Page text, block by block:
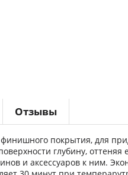
Отзывы
покрытия, для
глубину, оттеняя
и аксессуаров к ним.